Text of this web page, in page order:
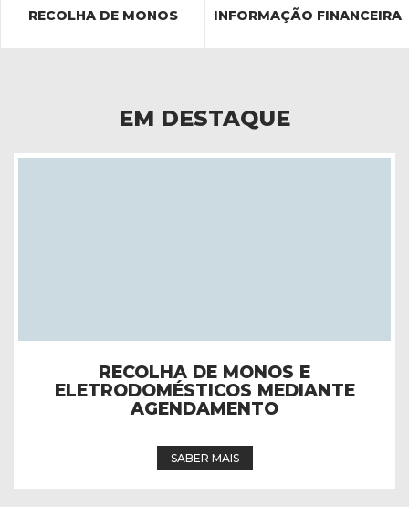
RECOLHA DE MONOS INFORMAÇÃO FINANCEIRA
EM DESTAQUE
FESTAS EM HONRA DE NOSSA
SENHORA DA NATIVIDADE –
PROGRAMA 2026
SABER MAIS